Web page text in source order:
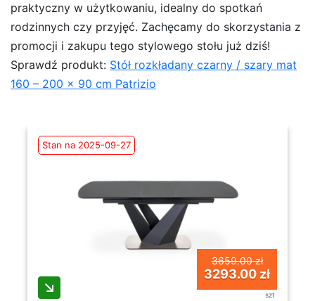
praktyczny w użytkowaniu, idealny do spotkań
rodzinnych czy przyjęć. Zachęcamy do skorzystania z
promocji i zakupu tego stylowego stołu już dziś!
Sprawdź produkt: Stół rozkładany czarny / szary mat
160 – 200 x 90 cm Patrizio
Stan na 2025-09-27
3659.00 zł
3293.00 zł
szt